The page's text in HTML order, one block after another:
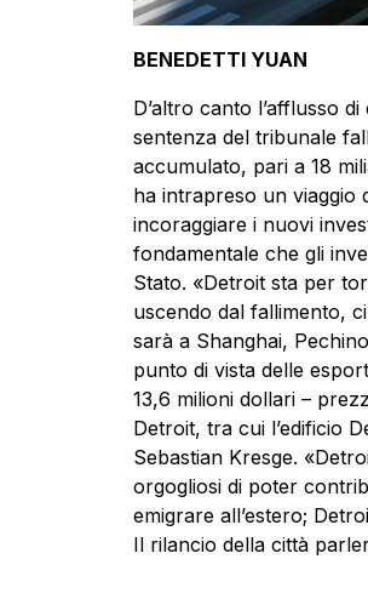
BENEDETTI YUAN
D’altro canto l’afflusso
sentenza del tribunale
accumulato, pari a 18
ha intrapreso un viaggio
incoraggiare i nuovi
fondamentale che gli
Stato. «Detroit sta per
uscendo dal fallimento,
sarà a Shanghai,
punto di vista delle
13,6 milioni dollari –
Detroit, tra cui l’edificio
Sebastian Kresge.
orgogliosi di poter
emigrare all’estero;
Il rilancio della città